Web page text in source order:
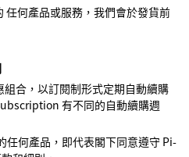
任何產品或服務，我們會於發貨前
合，以訂閱制形式定期自動續購
有不同的自動續購週
何產品，即代表閣下同意遵守 Pi-